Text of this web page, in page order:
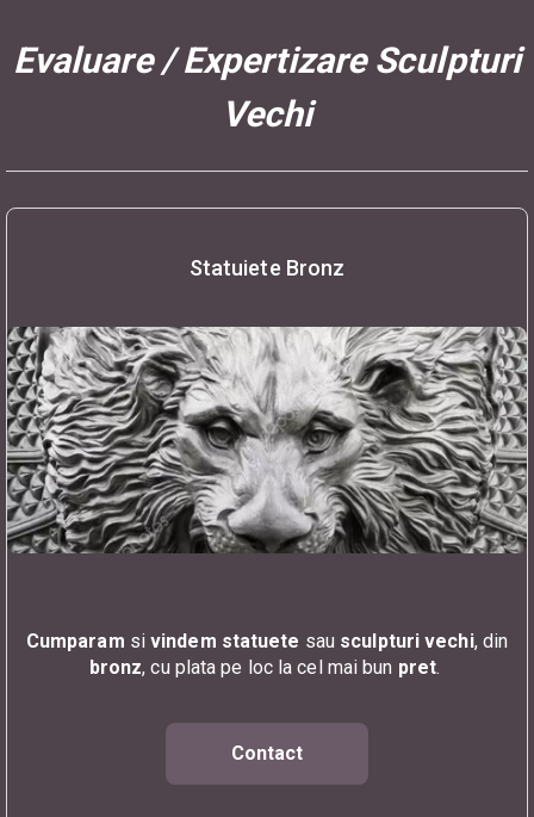
Evaluare / Expertizare Sculpturi
Vechi
Statuiete Bronz
Cumparam sivindem statuete sau sculpturi vechi, din
bronz, cu plata pe loc la cel mai bun pret.
Contact